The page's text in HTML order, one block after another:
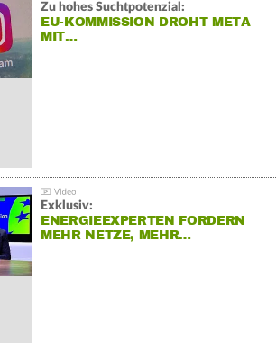
Zu hohes Suchtpotenzial:
EU-KOMMISSION DROHT META
MIT…
Exklusiv:
ENERGIEEXPERTEN FORDERN
MEHR NETZE, MEHR…